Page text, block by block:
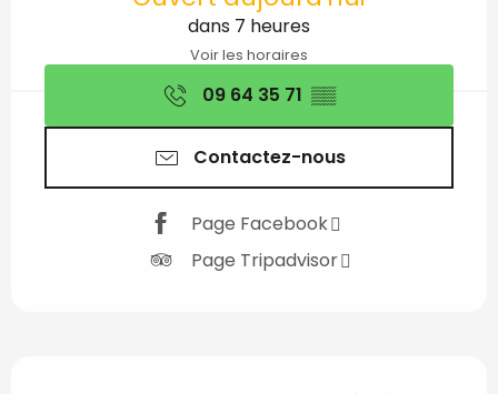
dans 7 heures
Voir les horaires
09 64 35 71 ▒▒
Contactez-nous
Page Facebook
Page Tripadvisor